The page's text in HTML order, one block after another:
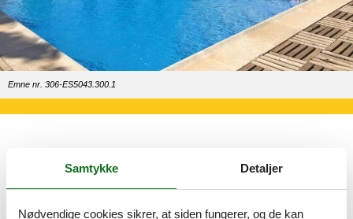
Emne nr. 306-ES5043.300.1
Oplev magiske Granada: Natur, kultur
og historie
Samtykke Detaljer
Nødvendige cookies sikrer, at siden fungerer, og de kan